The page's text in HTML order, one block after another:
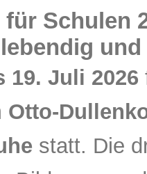
für Schulen
19. Juli 2026
Otto-
statt. Die